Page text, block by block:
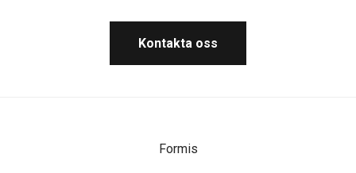
Kontakta oss
Formis